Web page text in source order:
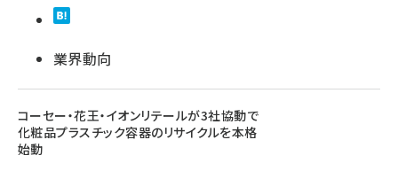
業界動向
コーセー・花王・イオンリテールが3社協動で
化粧品プラスチック容器のリサイクルを本格
始動